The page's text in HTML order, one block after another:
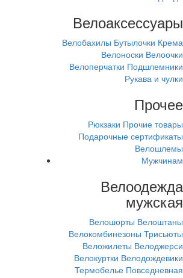
Велоаксессуары
Велобахилы Бутылочки Крема
Велоноски Велоочки
Велоперчатки Подшлемники
Рукава и чулки
Прочее
Рюкзаки Прочие товары
Подарочные сертификаты
Велошлемы
Мужчинам
Велоодежда
мужская
Велошорты Велоштаны
Велокомбинезоны Трисьюты
Веложилеты Велоджерси
Велокуртки Велодождевики
Термобелье Повседневная